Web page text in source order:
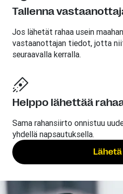
Tallenna
Jos lähetät rahaa usein
vastaanottajan tiedot, jotta
seuraavalla kerralla.
Helppo lähettää
Sama rahansiirto onnistuu
yhdellä napsautuksella.